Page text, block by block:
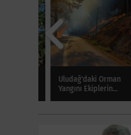
Uludağ'daki Orman
Yangını Ekiplerin